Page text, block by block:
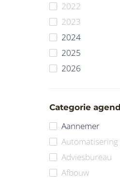
2022
2023
2024
2025
2026
Categorie
Aannemer
Automatisering
Adviesbureau
Afbouw